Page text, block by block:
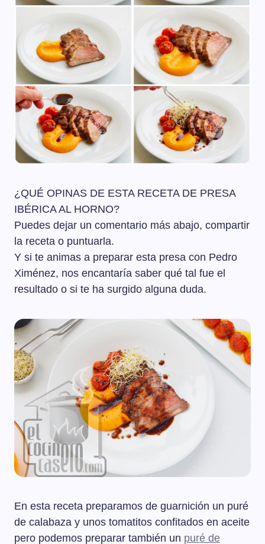
¿QUÉ OPINAS DE ESTA RECETA DE PRESA
IBÉRICA AL HORNO?
Puedes dejar un comentario más abajo, compartir
la receta o puntuarla.
Y si te animas a preparar esta presa con Pedro
Ximénez, nos encantaría saber qué tal fue el
resultado o si te ha surgido alguna duda.
En esta receta preparamos de guarnición un puré
de calabaza y unos tomatitos confitados en aceite
pero podemos preparar también un puré de